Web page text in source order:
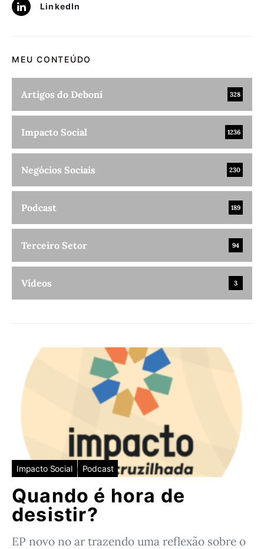
LinkedIn
MEU CONTEÚDO
Artigos do Deboni 328
Impacto Social 1236
Negócios Sociais 230
Podcast 189
Terceiro Setor 94
Vídeos 3
Impacto Social Podcast
Quando é hora de
desistir?
EP novo no ar trazendo uma reflexão sobre o